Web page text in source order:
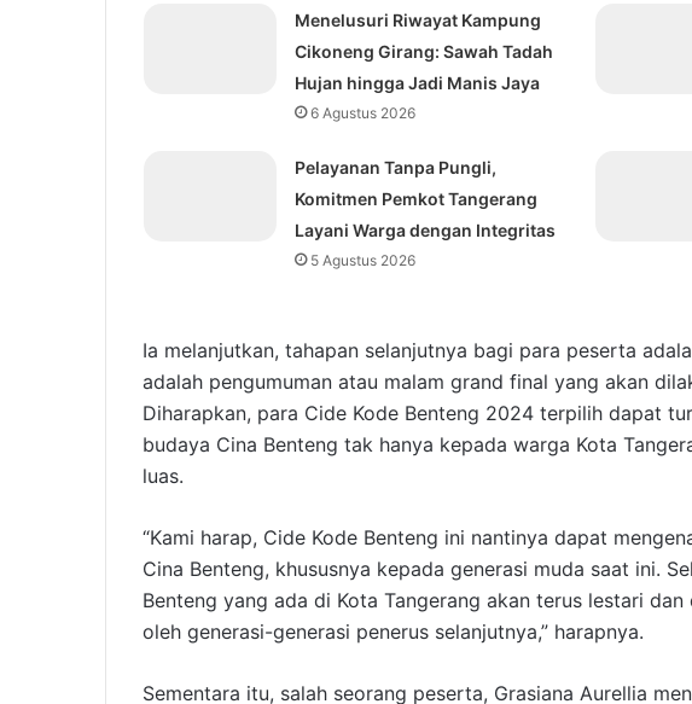
Menelusuri Riwayat Kampung
Cikoneng Girang: Sawah Tadah
Hujan hingga Jadi Manis Jaya
6 Agustus 2026
Pelayanan Tanpa Pungli,
Komitmen Pemkot Tangerang
Layani Warga dengan Integritas
5 Agustus 2026
Ia melanjutkan, tahapan selanjutnya bagi para peserta
adalah pengumuman atau malam grand final yang akan
Diharapkan, para Cide Kode Benteng 2024 terpilih dapat
budaya Cina Benteng tak hanya kepada warga Kota
luas.
“Kami harap, Cide Kode Benteng ini nantinya dapat
Cina Benteng, khususnya kepada generasi muda saat ini.
Benteng yang ada di Kota Tangerang akan terus lestari
oleh generasi-generasi penerus selanjutnya,” harapnya.
Sementara itu, salah seorang peserta, Grasiana Aurellia